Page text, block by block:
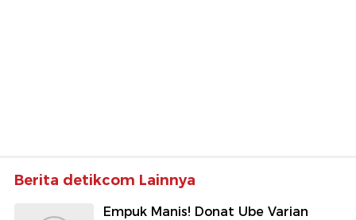
Berita detikcom Lainnya
Empuk Manis! Donat Ube Varian